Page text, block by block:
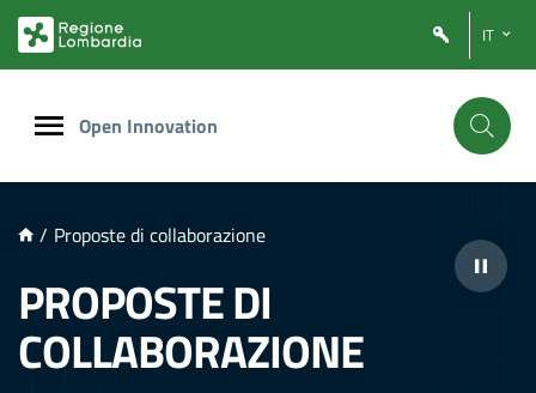
PRINCIPALE
IT
Open Innovation
/ Proposte di collaborazione
PROPOSTE DI
COLLABORAZIONE